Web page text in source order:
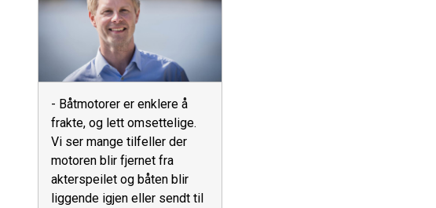
- Båtmotorer er enklere å
frakte, og lett omsettelige.
Vi ser mange tilfeller der
motoren blir fjernet fra
akterspeilet og båten blir
liggende igjen eller sendt til